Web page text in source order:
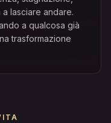
lasciare andare.
a qualcosa già
trasformazione